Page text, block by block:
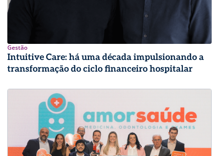
Gestão
Intuitive Care: há uma década impulsionando a
transformação do ciclo financeiro hospitalar